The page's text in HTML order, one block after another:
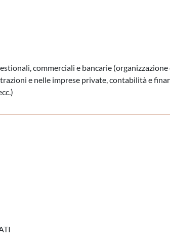
commerciali e bancarie (organizzazione
e nelle imprese private, contabilità e